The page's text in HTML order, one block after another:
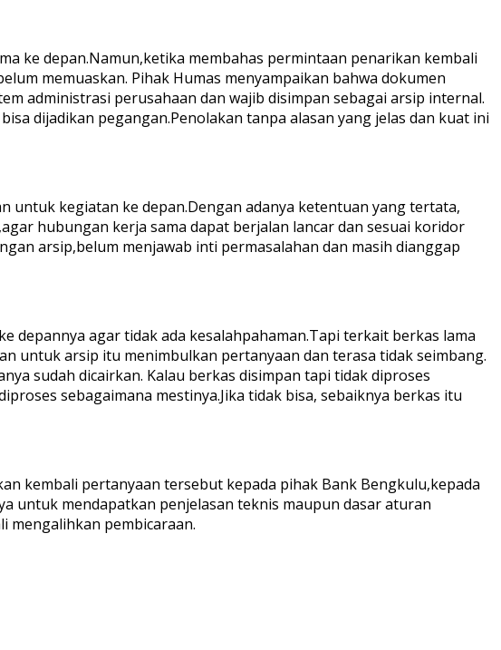
ke depan.Namun,ketika membahas permintaan penarikan kembali
memuaskan. Pihak Humas menyampaikan bahwa dokumen
administrasi perusahaan dan wajib disimpan sebagai arsip internal.
dijadikan pegangan.Penolakan tanpa alasan yang jelas dan kuat ini
untuk kegiatan ke depan.Dengan adanya ketentuan yang tertata,
hubungan kerja sama dapat berjalan lancar dan sesuai koridor
arsip,belum menjawab inti permasalahan dan masih dianggap
depannya agar tidak ada kesalahpahaman.Tapi terkait berkas lama
untuk arsip itu menimbulkan pertanyaan dan terasa tidak seimbang.
sudah dicairkan. Kalau berkas disimpan tapi tidak diproses
sebagaimana mestinya.Jika tidak bisa, sebaiknya berkas itu
kembali pertanyaan tersebut kepada pihak Bank Bengkulu,kepada
untuk mendapatkan penjelasan teknis maupun dasar aturan
mengalihkan pembicaraan.